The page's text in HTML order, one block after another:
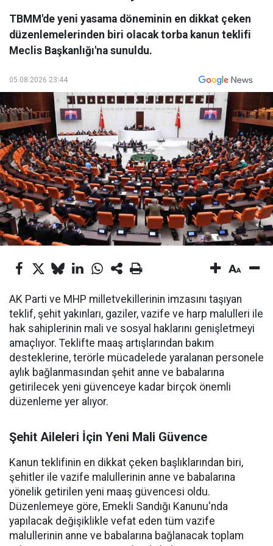
TBMM'de yeni yasama döneminin en dikkat çeken
düzenlemelerinden biri olacak torba kanun teklifi
Meclis Başkanlığı'na sunuldu.
05.08.2026 23:44
AK Parti ve MHP milletvekillerinin imzasını taşıyan
teklif, şehit yakınları, gaziler, vazife ve harp malulleri ile
hak sahiplerinin mali ve sosyal haklarını genişletmeyi
amaçlıyor. Teklifte maaş artışlarından bakım
desteklerine, terörle mücadelede yaralanan personele
aylık bağlanmasından şehit anne ve babalarına
getirilecek yeni güvenceye kadar birçok önemli
düzenleme yer alıyor.
Şehit Aileleri İçin Yeni Mali Güvence
Kanun teklifinin en dikkat çeken başlıklarından biri,
şehitler ile vazife malullerinin anne ve babalarına
yönelik getirilen yeni maaş güvencesi oldu.
Düzenlemeye göre, Emekli Sandığı Kanunu'nda
yapılacak değişiklikle vefat eden tüm vazife
malullerinin anne ve babalarına bağlanacak toplam